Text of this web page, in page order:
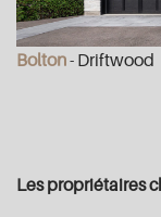
Bolton- Driftwood
Les propriétaires